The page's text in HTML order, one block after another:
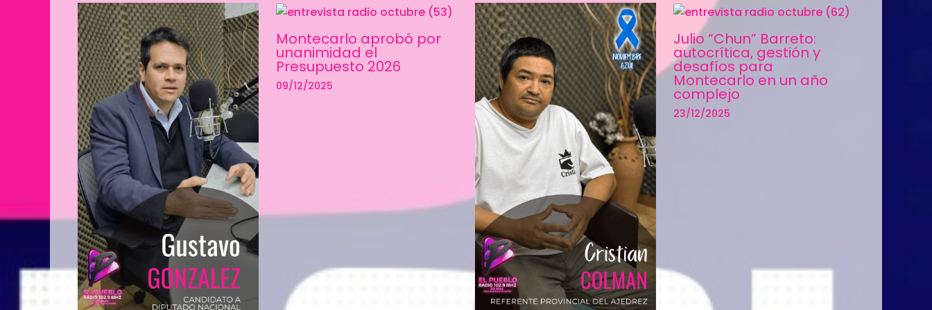
Montecarlo aprobó por
unanimidad el
Presupuesto 2026
09/12/2025
Julio “Chun” Barreto:
autocrítica, gestión y
desafíos para
Montecarlo en un año
complejo
23/12/2025